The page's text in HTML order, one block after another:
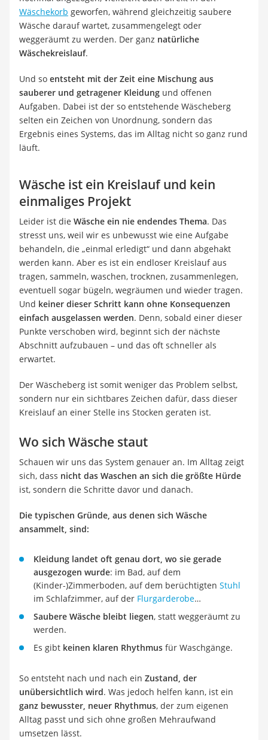
Wäschekorb geworfen, während gleichzeitig saubere
Wäsche darauf wartet, zusammengelegt oder
weggeräumt zu werden. Der ganz natürliche
Wäschekreislauf.
Und so entsteht mit der Zeit eine Mischung aus
sauberer und getragener Kleidung und offenen
Aufgaben. Dabei ist der so entstehende Wäscheberg
selten ein Zeichen von Unordnung, sondern das
Ergebnis eines Systems, das im Alltag nicht so ganz rund
läuft.
Wäsche ist ein Kreislauf und kein
einmaliges Projekt
Leider ist die Wäsche ein nie endendes Thema. Das
stresst uns, weil wir es unbewusst wie eine Aufgabe
behandeln, die „einmal erledigt“ und dann abgehakt
werden kann. Aber es ist ein endloser Kreislauf aus
tragen, sammeln, waschen, trocknen, zusammenlegen,
eventuell sogar bügeln, wegräumen und wieder tragen.
Und keiner dieser Schritt kann ohne Konsequenzen
einfach ausgelassen werden. Denn, sobald einer dieser
Punkte verschoben wird, beginnt sich der nächste
Abschnitt aufzubauen – und das oft schneller als
erwartet.
Der Wäscheberg ist somit weniger das Problem selbst,
sondern nur ein sichtbares Zeichen dafür, dass dieser
Kreislauf an einer Stelle ins Stocken geraten ist.
Wo sich Wäsche staut
Schauen wir uns das System genauer an. Im Alltag zeigt
sich, dass nicht das Waschen an sich die größte Hürde
ist, sondern die Schritte davor und danach.
Die typischen Gründe, aus denen sich Wäsche
ansammelt, sind:
Kleidung landet oft genau dort, wo sie gerade
ausgezogen wurde: im Bad, auf dem
(Kinder-)Zimmerboden, auf dem berüchtigten Stuhl
im Schlafzimmer, auf der Flurgarderobe…
Saubere Wäsche bleibt liegen, statt weggeräumt zu
werden.
Es gibt keinen klaren Rhythmus für Waschgänge.
So entsteht nach und nach ein Zustand, der
unübersichtlich wird. Was jedoch helfen kann, ist ein
ganz bewusster, neuer Rhythmus, der zum eigenen
Alltag passt und sich ohne großen Mehraufwand
umsetzen lässt.